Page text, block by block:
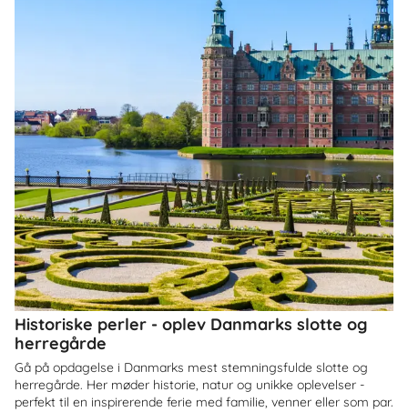
Historiske perler - oplev Danmarks slotte og
herregårde
Gå på opdagelse i Danmarks mest stemningsfulde slotte og
herregårde. Her møder historie, natur og unikke oplevelser -
perfekt til en inspirerende ferie med familie, venner eller som par.